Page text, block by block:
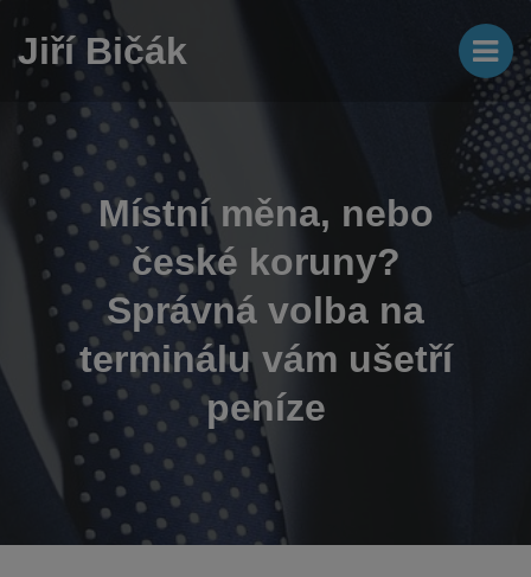
Jiří Bičák
Místní měna, nebo
české koruny?
Správná volba na
terminálu vám ušetří
peníze